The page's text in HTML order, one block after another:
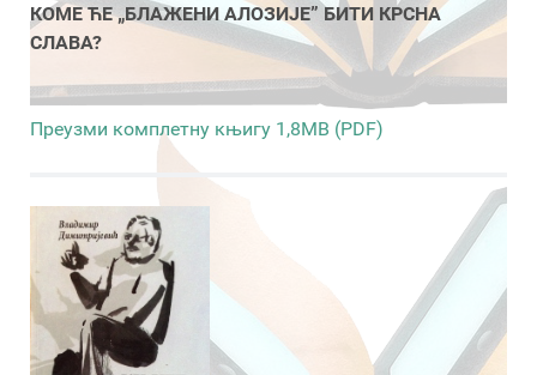
КОМЕ ЋЕ „БЛАЖЕНИ АЛОЗИЈЕ” БИТИ КРСНА
СЛАВА?
Преузми комплетну књигу 1,8MB (PDF)